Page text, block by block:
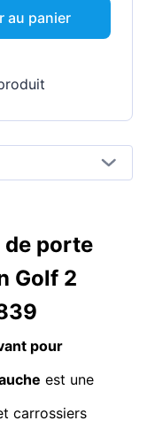
au panier
de porte
Golf 2
pour
est une
carrossiers